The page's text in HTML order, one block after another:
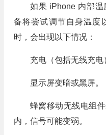
如果 iPhone 内部
备将尝试调节自身温度
时，会出现以下情况：
充电（包括无线充电
显示屏变暗或黑屏。
蜂窝移动无线电组
内，信号可能变弱。